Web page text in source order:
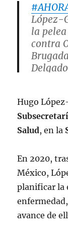
López-
la
contra
—
2023
Hugo
Salud, en la
En 2020,
México,
planificar la
avance de